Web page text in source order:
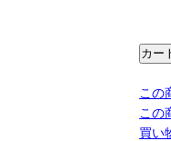
この
この
買い